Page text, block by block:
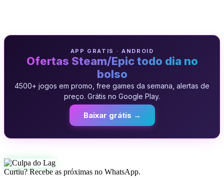
APP GRATIS · ANDROID
Ofertas Steam/Epic todo dia no
bolso
4500+ jogos em promo, free games da semana, alertas de
preço. Grátis no Google Play.
Baixar grátis →
Curtiu? Recebe as próximas no WhatsApp.